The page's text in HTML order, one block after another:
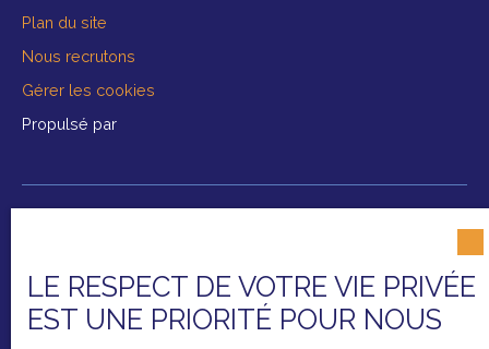
Plan du site
Nous recrutons
Gérer les cookies
Propulsé par
324 ROUTE DEPARTEMENTALE 925
LE RESPECT DE VOTRE VIE PRIVÉE
EST UNE PRIORITÉ POUR NOUS